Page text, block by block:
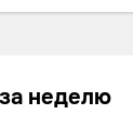
неделю